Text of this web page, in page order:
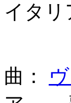
イタリ
曲：